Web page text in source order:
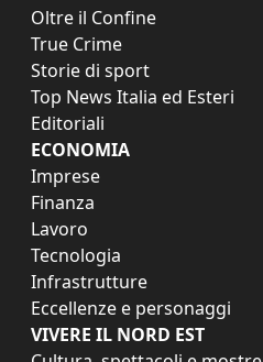
Oltre il Confine
True Crime
Storie di sport
Top News Italia ed Esteri
Editoriali
ECONOMIA
Imprese
Finanza
Lavoro
Tecnologia
Infrastrutture
Eccellenze e personaggi
VIVERE IL NORD EST